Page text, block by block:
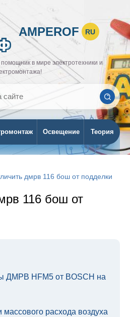
AMPEROF RU
в мире электротехники и
Освещение Теория
дмрв 116 бош от подделки
116 бош от
ДМРВ HFM5 от BOSCH на
расхода воздуха